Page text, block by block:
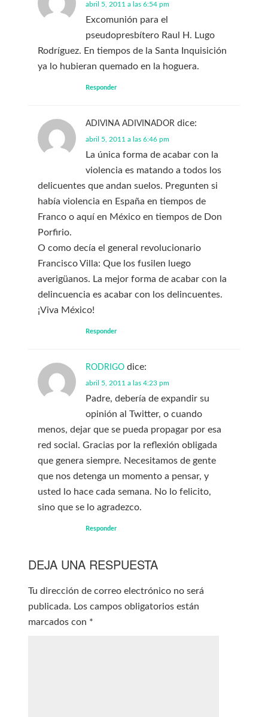
abril 5, 2011 a las 6:54 pm
Excomunión para el
pseudopresbítero Raul H. Lugo
Rodríguez. En tiempos de la Santa Inquisición
ya lo hubieran quemado en la hoguera.
Responder
ADIVINA ADIVINADOR dice:
abril 5, 2011 a las 6:46 pm
La única forma de acabar con la
violencia es matando a todos los
delicuentes que andan suelos. Pregunten si
había violencia en España en tiempos de
Franco o aquí en México en tiempos de Don
Porfirio.
O como decía el general revolucionario
Francisco Villa: Que los fusilen luego
averigüanos. La mejor forma de acabar con la
delincuencia es acabar con los delincuentes.
¡Viva México!
Responder
RODRIGO dice:
abril 5, 2011 a las 4:23 pm
Padre, debería de expandir su
opinión al Twitter, o cuando
menos, dejar que se pueda propagar por esa
red social. Gracias por la reflexión obligada
que genera siempre. Necesitamos de gente
que nos detenga un momento a pensar, y
usted lo hace cada semana. No lo felicito,
sino que se lo agradezco.
Responder
DEJA UNA RESPUESTA
Tu dirección de correo electrónico no será
publicada. Los campos obligatorios están
marcados con *